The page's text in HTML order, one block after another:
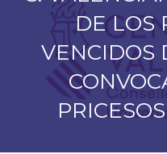
DE LOS
VENCIDOS